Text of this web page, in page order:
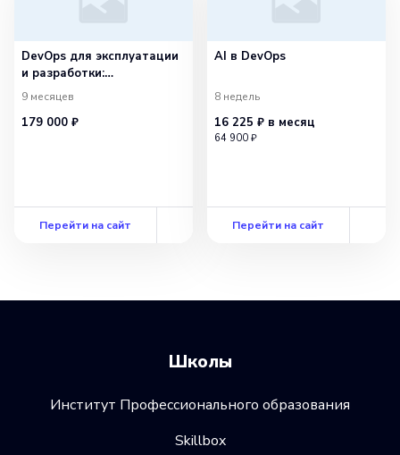
DevOps для эксплуатации
и разработки:
расширенный
9 месяцев
179 000 ₽
Перейти на сайт
AI в DevOps
8 недель
16 225 ₽ в месяц
64 900 ₽
Перейти на сайт
Школы
Институт Профессионального образования
Skillbox